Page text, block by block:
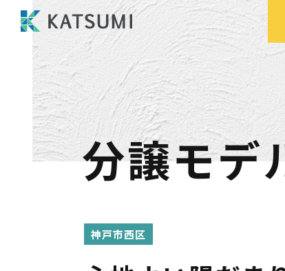
モデルハウス来場予約
HOME
分譲モデ
神戸市西区